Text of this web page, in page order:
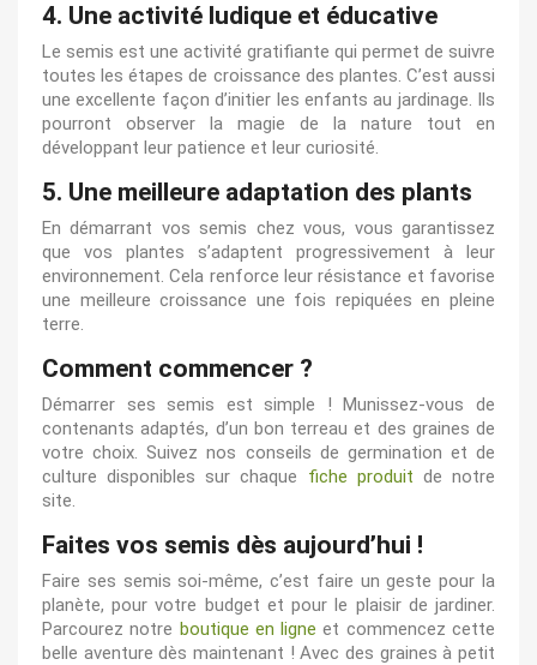
4. Une activité ludique et éducative
Le semis est une activité gratifiante qui permet de suivre
toutes les étapes de croissance des plantes. C’est aussi
une excellente façon d’initier les enfants au jardinage. Ils
pourront observer la magie de la nature tout en
développant leur patience et leur curiosité.
5. Une meilleure adaptation des plants
En démarrant vos semis chez vous, vous garantissez
que vos plantes s’adaptent progressivement à leur
environnement. Cela renforce leur résistance et favorise
une meilleure croissance une fois repiquées en pleine
terre.
Comment commencer ?
Démarrer ses semis est simple ! Munissez-vous de
contenants adaptés, d’un bon terreau et des graines de
votre choix. Suivez nos conseils de germination et de
culture disponibles sur chaque fiche produit de notre
site.
Faites vos semis dès aujourd’hui !
Faire ses semis soi-même, c’est faire un geste pour la
planète, pour votre budget et pour le plaisir de jardiner.
Parcourez notre boutique en ligne et commencez cette
belle aventure dès maintenant ! Avec des graines à petit